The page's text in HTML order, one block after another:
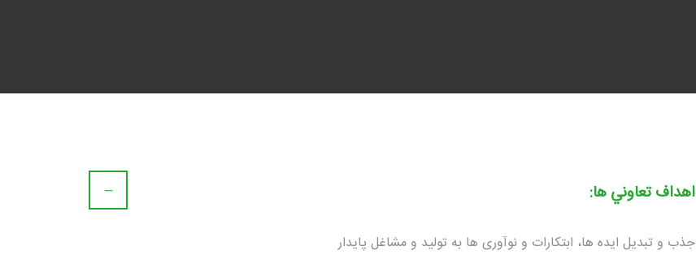
اهداف تعاوني ها:
جذب و تبدیل ایده ها، ابتکارات و نوآوری ها به تولید و مشاغل پایدار